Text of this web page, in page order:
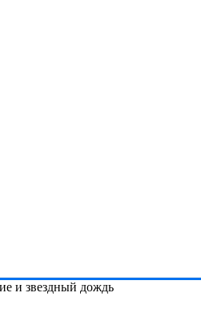
и звездный дождь